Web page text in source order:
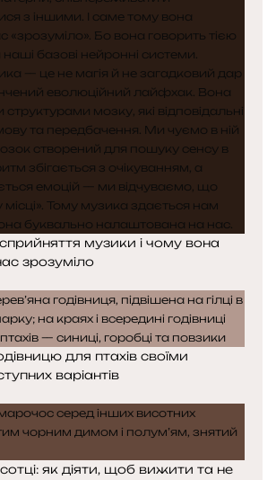
музики і чому вона
зрозуміло
для птахів своїми
варіантів
як діяти, щоб вижити та не